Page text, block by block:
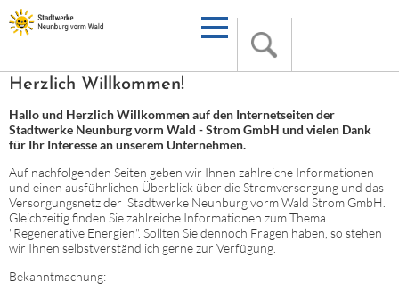
Herzlich Willkommen!
Hallo und Herzlich Willkommen auf den Internetseiten der
Stadtwerke Neunburg vorm Wald - Strom GmbH und vielen Dank
für Ihr Interesse an unserem Unternehmen.
Auf nachfolgenden Seiten geben wir Ihnen zahlreiche Informationen
und einen ausführlichen Überblick über die Stromversorgung und das
Versorgungsnetz der Stadtwerke Neunburg vorm Wald Strom GmbH.
Gleichzeitig finden Sie zahlreiche Informationen zum Thema
"Regenerative Energien". Sollten Sie dennoch Fragen haben, so stehen
wir Ihnen selbstverständlich gerne zur Verfügung.
Bekanntmachung: